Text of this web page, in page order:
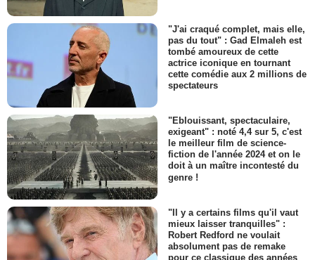
"J'ai craqué complet, mais elle,
pas du tout" : Gad Elmaleh est
tombé amoureux de cette
actrice iconique en tournant
cette comédie aux 2 millions de
spectateurs
"Eblouissant, spectaculaire,
exigeant" : noté 4,4 sur 5, c'est
le meilleur film de science-
fiction de l'année 2024 et on le
doit à un maître incontesté du
genre !
"Il y a certains films qu'il vaut
mieux laisser tranquilles" :
Robert Redford ne voulait
absolument pas de remake
pour ce classique des années